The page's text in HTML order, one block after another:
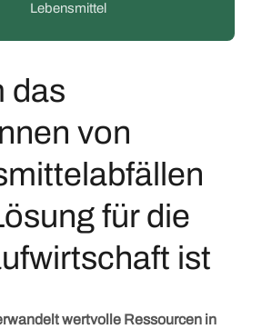
Lebensmittel
das
von
für die
ist
wertvolle Ressourcen in